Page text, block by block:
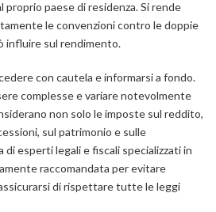
paese di residenza. Si rende
le convenzioni contro le doppie
influire sul rendimento.
con cautela e informarsi a fondo.
complesse e variare notevolmente
non solo le imposte sul reddito,
sul patrimonio e sulle
di esperti legali e fiscali specializzati in
raccomandata per evitare
di rispettare tutte le leggi